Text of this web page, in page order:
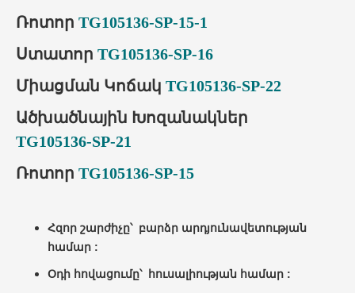
Ռոտոր TG105136-SP-15-1
Ստատոր TG105136-SP-16
Միացման Կոճակ TG105136-SP-22
Ածխածնային Խոզանակներ
TG105136-SP-21
Ռոտոր TG105136-SP-15
Հզոր շարժիչը՝ բարձր արդյունավետության
համար :
Օդի հովացումը՝ հուսալիության համար :